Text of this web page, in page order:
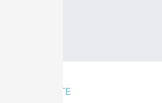
MAPA DO SITE